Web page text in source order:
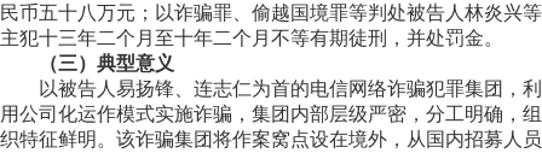
民币五十八万元；以诈骗罪、偷越国境罪等判处被告人林炎兴等
主犯十三年二个月至十年二个月不等有期徒刑，并处罚金。
（三）典型意义
以被告人易扬锋、连志仁为首的电信网络诈骗犯罪集团，利
用公司化运作模式实施诈骗，集团内部层级严密，分工明确，组
织特征鲜明。该诈骗集团将作案窝点设在境外，从国内招募人员